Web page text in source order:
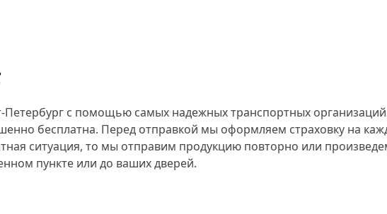
Петербург с помощью самых надежных транспортных
бесплатна. Перед отправкой мы оформляем страховку на
ситуация, то мы отправим продукцию повторно или
пункте или до ваших дверей.